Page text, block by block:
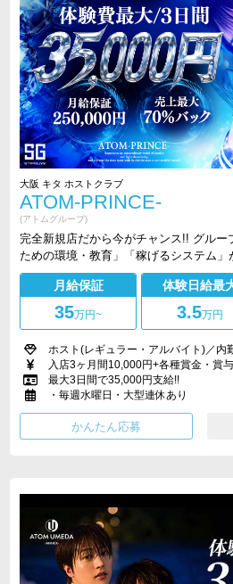
大阪 キタ ホストクラブ
ATOM-PRINCE-
(アトムグループ)
完全新規店だから今がチャンス!! グルー
ための環境・教育」「稼げるシステム」
月給保証
35万円~
体験日給最
3.5万円
ホスト(レギュラー・アルバイト)／内
入店3ヶ月間10,000円+各種賞金・賞
最大3日間で35,000円支給!!
・毎週水曜日・大型連休あり